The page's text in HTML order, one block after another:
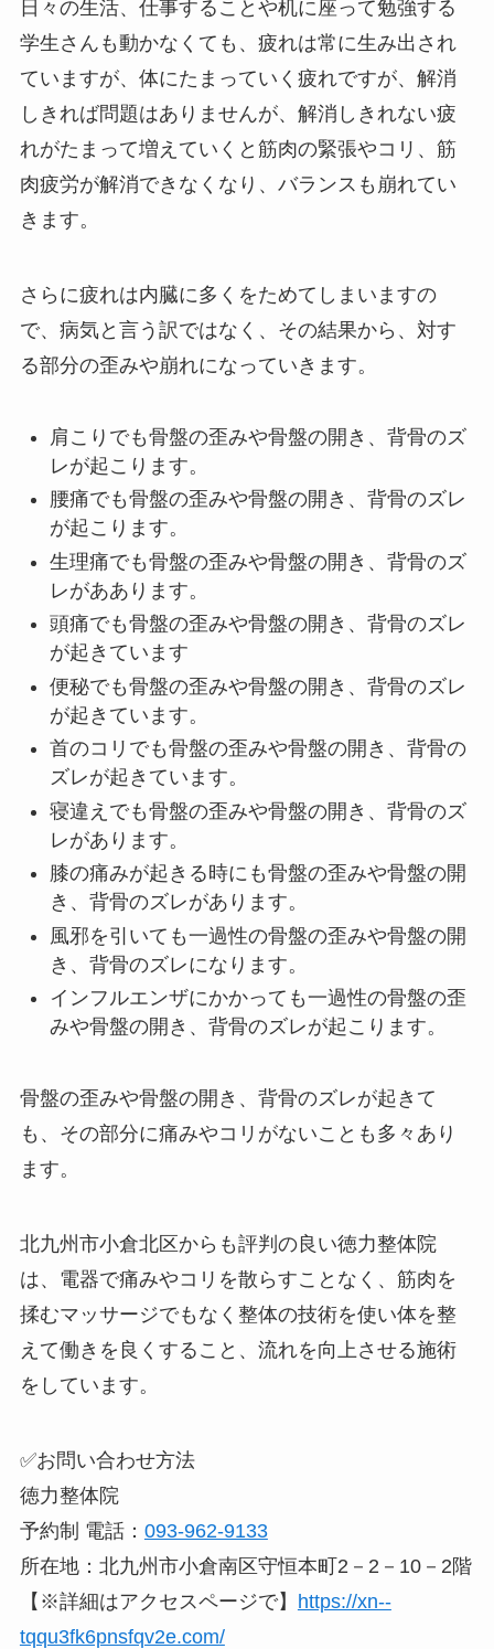
日々の生活、仕事することや机に座って勉強する
学生さんも動かなくても、疲れは常に生み出され
ていますが、体にたまっていく疲れですが、解消
しきれば問題はありませんが、解消しきれない疲
れがたまって増えていくと筋肉の緊張やコリ、筋
肉疲労が解消できなくなり、バランスも崩れてい
きます。
さらに疲れは内臓に多くをためてしまいますの
で、病気と言う訳ではなく、その結果から、対す
る部分の歪みや崩れになっていきます。
肩こり でも骨盤の歪みや骨盤の開き、背骨のズ
レが起こります。
腰痛でも骨盤の歪みや骨盤の開き、背骨のズレ
が起こります。
生理痛でも骨盤の歪みや骨盤の開き、背骨のズ
レがああります。
頭痛でも骨盤の歪みや骨盤の開き、背骨のズレ
が起きています
便秘でも骨盤の歪みや骨盤の開き、背骨のズレ
が起きています。
首のコリ でも骨盤の歪みや骨盤の開き、背骨の
ズレが起きています。
寝違え でも骨盤の歪みや骨盤の開き、背骨のズ
レがあります。
膝の痛みが起きる時にも骨盤の歪みや骨盤の開
き、背骨のズレがあります。
風邪を引いても一過性の骨盤の歪みや骨盤の開
き、背骨のズレになります。
インフルエンザにかかっても一過性の骨盤の歪
みや骨盤の開き、背骨のズレが起こります。
骨盤の歪みや骨盤の開き、背骨のズレが起きて
も、その部分に痛みやコリがないことも多々あり
ます。
北九州市小倉北区からも評判の良い徳力整体院
は、電器で痛みやコリを散らすことなく、筋肉を
揉むマッサージでもなく整体の技術を使い体を整
えて働きを良くすること、流れを向上させる施術
をしています。
✅お問い合わせ方法
徳力整体院
予約制 電話： 093-962-9133
所在地：北九州市小倉南区守恒本町2－2－10－2階
【※詳細はアクセスページで】 https://xn--
tqqu3fk6pnsfqv2e.com/